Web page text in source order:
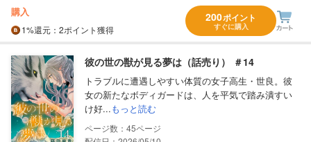
購入
1%還元 ：2ポイント獲得
200ポイント
すぐに購入
彼の世の獣が見る夢は（話売り） ＃14
トラブルに遭遇しやすい体質の女子高生・世良。彼
女の新たなボディガードは、人を平気で踏み潰すい
け好...もっと読む
45